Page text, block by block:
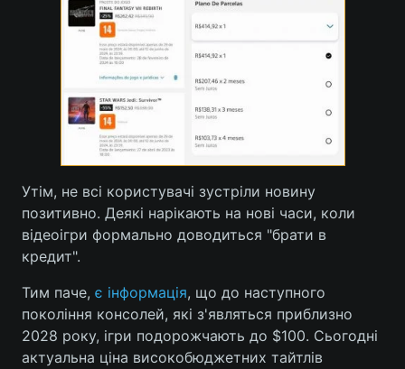
Статті
Інтерв'ю Думки
Контакти
Послуги
Утім, не всі користувачі зустріли новину
позитивно. Деякі нарікають на нові часи, коли
відеоігри формально доводиться "брати в
кредит".
Тим паче, є інформація, що до наступного
покоління консолей, які з'являться приблизно
2028 року, ігри подорожчають до $100. Сьогодні
актуальна ціна високобюджетних тайтлів